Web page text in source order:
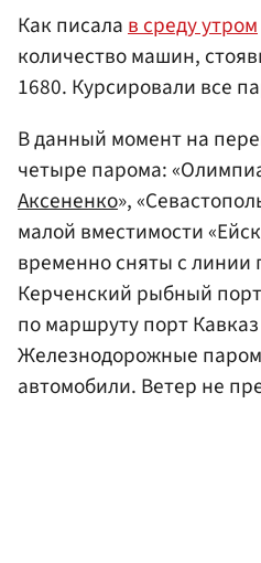
Как писалав среду утром
количество машин,
1680. Курсировали все
В данный момент на
четыре парома:
Аксененко»,
малой вместимости
временно сняты с линии
Керченский рыбный
по маршруту порт
Железнодорожные
автомобили. Ветер не